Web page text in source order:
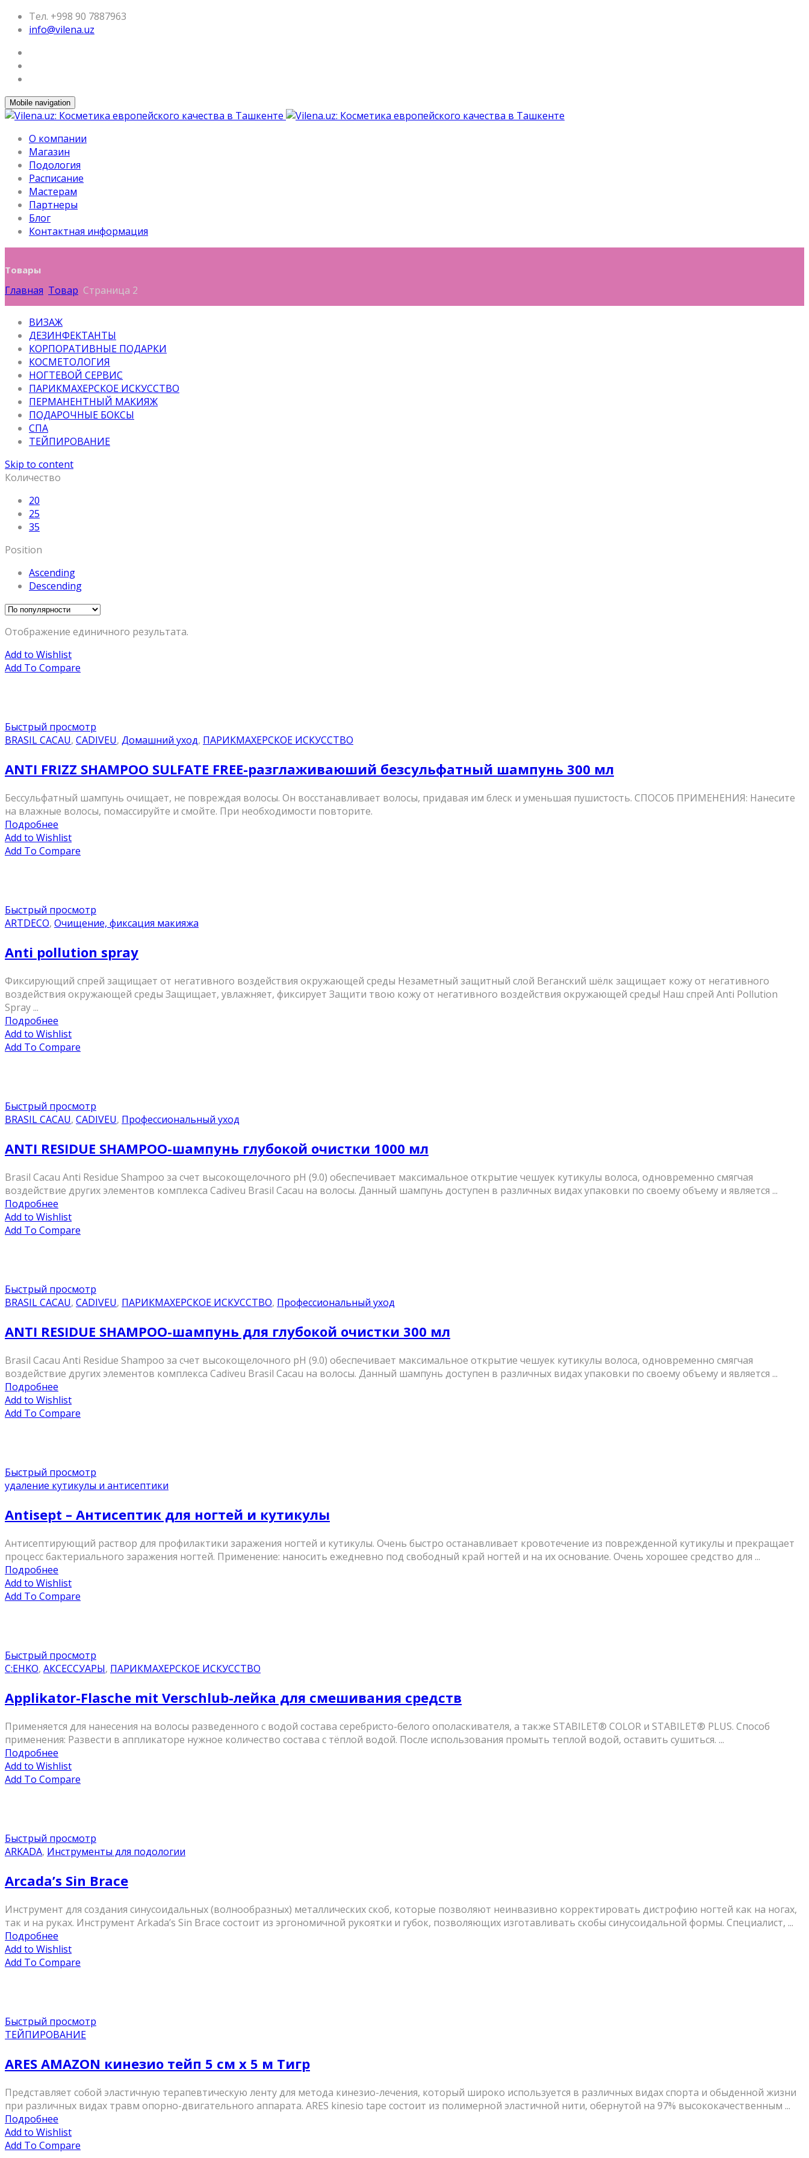
Тел. +998 90 7887963
info@vilena.uz
Mobile navigation
О компании
Магазин
Подология
Расписание
Мастерам
Партнеры
Блог
Контактная информация
Товары
Главная Товар Страница 2
ВИЗАЖ
ДЕЗИНФЕКТАНТЫ
КОРПОРАТИВНЫЕ ПОДАРКИ
КОСМЕТОЛОГИЯ
НОГТЕВОЙ СЕРВИС
ПАРИКМАХЕРСКОЕ ИСКУССТВО
ПЕРМАНЕНТНЫЙ МАКИЯЖ
ПОДАРОЧНЫЕ БОКСЫ
СПА
ТЕЙПИРОВАНИЕ
Skip to content
Количество
20
25
35
Position
Ascending
Descending
Отображение единичного результата.
Add to Wishlist
Add To Compare
Быстрый просмотр
BRASIL CACAU, CADIVEU, Домашний уход, ПАРИКМАХЕРСКОЕ ИСКУССТВО
ANTI FRIZZ SHAMPOO SULFATE FREE-разглаживаюший безсульфатный шампунь 300 мл
Бессульфатный шампунь очищает, не повреждая волосы. Он восстанавливает волосы, придавая им блеск и уменьшая пушистость. СПОСОБ ПРИМЕНЕНИЯ: Нанесите
на влажные волосы, помассируйте и смойте. При необходимости повторите.
Подробнее
Add to Wishlist
Add To Compare
Быстрый просмотр
ARTDECO, Очищение, фиксация макияжа
Anti pollution spray
Фиксирующий спрей защищает от негативного воздействия окружающей среды Незаметный защитный слой Веганский шёлк защищает кожу от негативного
воздействия окружающей среды Защищает, увлажняет, фиксирует Защити твою кожу от негативного воздействия окружающей среды! Наш спрей Anti Pollution
Spray ...
Подробнее
Add to Wishlist
Add To Compare
Быстрый просмотр
BRASIL CACAU, CADIVEU, Профессиональный уход
ANTI RESIDUE SHAMPOO-шампунь глубокой очистки 1000 мл
Brasil Cacau Anti Residue Shampoo за счет высокощелочного рН (9.0) обеспечивает максимальное открытие чешуек кутикулы волоса, одновременно смягчая
воздействие других элементов комплекса Cadiveu Brasil Cacau на волосы. Данный шампунь доступен в различных видах упаковки по своему объему и является ...
Подробнее
Add to Wishlist
Add To Compare
Быстрый просмотр
BRASIL CACAU, CADIVEU, ПАРИКМАХЕРСКОЕ ИСКУССТВО, Профессиональный уход
ANTI RESIDUE SHAMPOO-шампунь для глубокой очистки 300 мл
Brasil Cacau Anti Residue Shampoo за счет высокощелочного рН (9.0) обеспечивает максимальное открытие чешуек кутикулы волоса, одновременно смягчая
воздействие других элементов комплекса Cadiveu Brasil Cacau на волосы. Данный шампунь доступен в различных видах упаковки по своему объему и является ...
Подробнее
Add to Wishlist
Add To Compare
Быстрый просмотр
удаление кутикулы и антисептики
Antisept – Антисептик для ногтей и кутикулы
Антисептирующий раствор для профилактики заражения ногтей и кутикулы. Очень быстро останавливает кровотечение из поврежденной кутикулы и прекращает
процесс бактериального заражения ногтей. Применение: наносить ежедневно под свободный край ногтей и на их основание. Очень хорошее средство для ...
Подробнее
Add to Wishlist
Add To Compare
Быстрый просмотр
C:EHKO, АКСЕССУАРЫ, ПАРИКМАХЕРСКОЕ ИСКУССТВО
Applikator-Flasche mit Verschlub-лейка для смешивания средств
Применяется для нанесения на волосы разведенного с водой состава серебристо-белого ополаскивателя, а также STABILET® COLOR и STABILET® PLUS. Способ
применения: Развести в аппликаторе нужное количество состава с тёплой водой. После использования промыть теплой водой, оставить сушиться. ...
Подробнее
Add to Wishlist
Add To Compare
Быстрый просмотр
ARKADA, Инструменты для подологии
Arcada’s Sin Brace
Инструмент для создания синусоидальных (волнообразных) металлических скоб, которые позволяют неинвазивно корректировать дистрофию ногтей как на ногах,
так и на руках. Инструмент Arkada’s Sin Brace состоит из эргономичной рукоятки и губок, позволяющих изготавливать скобы синусоидальной формы. Специалист, ...
Подробнее
Add to Wishlist
Add To Compare
Быстрый просмотр
ТЕЙПИРОВАНИЕ
ARES AMAZON кинезио тейп 5 см х 5 м Тигр
Представляет собой эластичную терапевтическую ленту для метода кинезио-лечения, который широко используется в различных видах спорта и обыденной жизни
при различных видах травм опорно-двигательного аппарата. ARES kinesio tape состоит из полимерной эластичной нити, обернутой на 97% высококачественным ...
Подробнее
Add to Wishlist
Add To Compare